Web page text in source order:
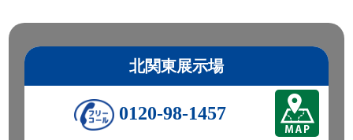
北関東展示場
0120-98-1457